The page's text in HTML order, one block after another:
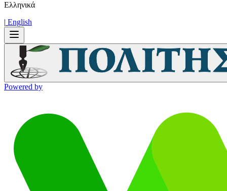
Ελληνικά
| Εnglish
Powered by